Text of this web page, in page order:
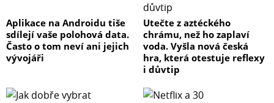
Aplikace na Androidu tiše
sdílejí vaše polohová data.
Často o tom neví ani jejich
vývojáři
Utečte z aztéckého
chrámu, než ho zaplaví
voda. Vyšla nová česká
hra, která otestuje reflexy
i důvtip